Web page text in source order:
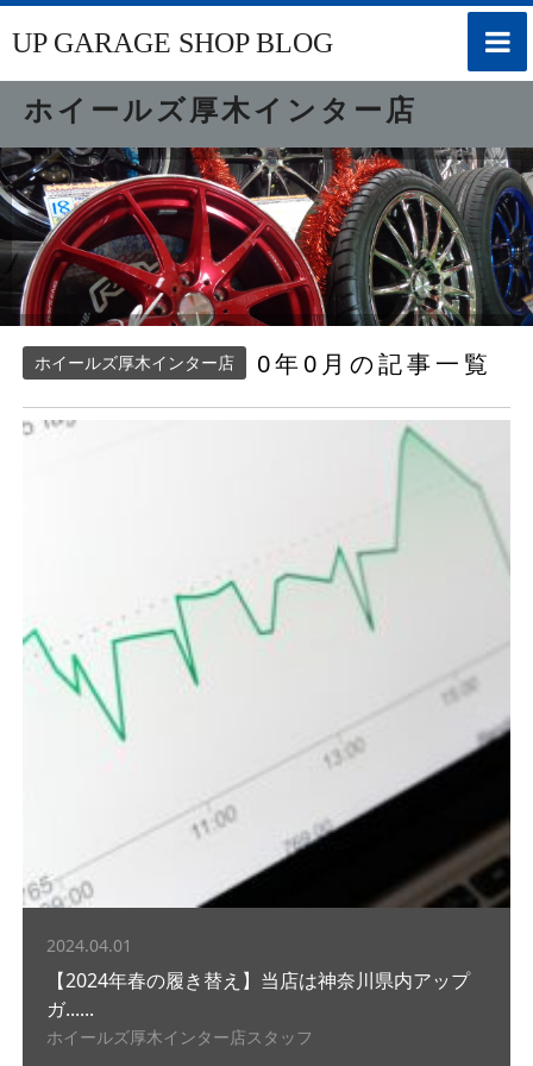
toggle
UP GARAGE SHOP BLOG
ホイールズ厚木インター店
ホイールズ厚木インター店 0年0月の記事一覧
2024.04.01
【2024年春の履き替え】当店は神奈川県内アップ
ガ......
ホイールズ厚木インター店スタッフ